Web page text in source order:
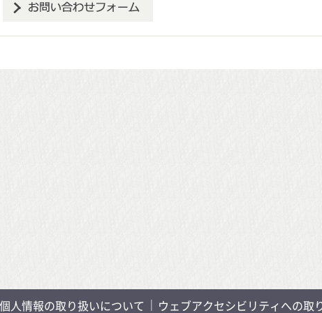
個人情報の取り扱いについて ウェブアクセシビリティへの取